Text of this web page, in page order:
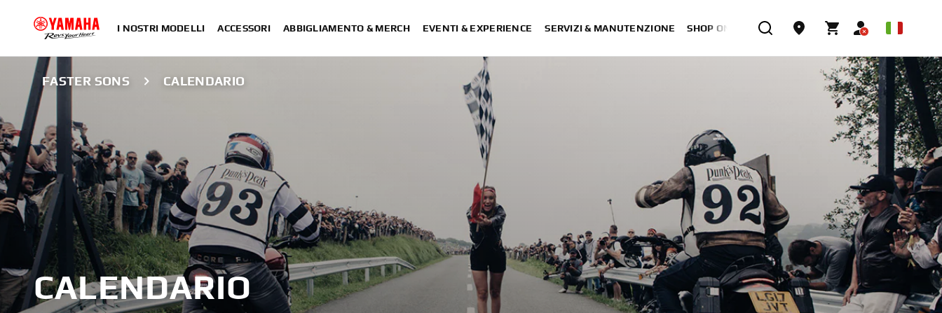
I NOSTRI MODELLI ACCESSORI ABBIGLIAMENTO & MERCH EVENTI & EXPERIENCE SERVIZI & MANUTENZIONE SHOP ONLINE
FASTER SONS CALENDARIO
CALENDARIO